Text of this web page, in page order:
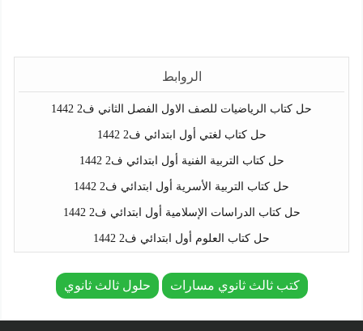
الروابط
حل كتاب الرياضيات للصف الاول الفصل الثاني ف2 1442
حل كتاب لغتي أول ابتدائي ف2 1442
حل كتاب التربية الفنية أول ابتدائي ف2 1442
حل كتاب التربية الأسرية أول ابتدائي ف2 1442
حل كتاب الدراسات الإسلامية أول ابتدائي ف2 1442
حل كتاب العلوم أول ابتدائي ف2 1442
كتب ثالث ثانوي مسارات حلول ثالث ثانوي